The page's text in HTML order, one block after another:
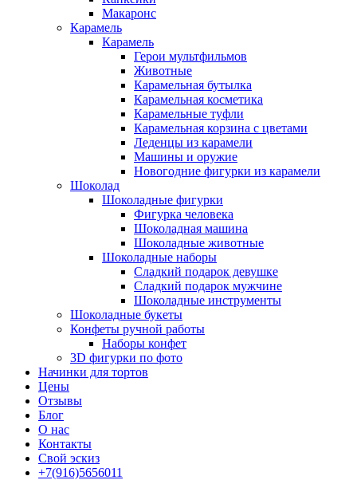
Макаронс
Карамель
Карамель
Герои мультфильмов
Животные
Карамельная бутылка
Карамельная косметика
Карамельные туфли
Карамельная корзина с цветами
Леденцы из карамели
Машины и оружие
Новогодние фигурки из карамели
Шоколад
Шоколадные фигурки
Фигурка человека
Шоколадная машина
Шоколадные животные
Шоколадные наборы
Сладкий подарок девушке
Сладкий подарок мужчине
Шоколадные инструменты
Шоколадные букеты
Конфеты ручной работы
Наборы конфет
3D фигурки по фото
Начинки для тортов
Цены
Отзывы
Блог
О нас
Контакты
Свой эскиз
+7(916)5656011